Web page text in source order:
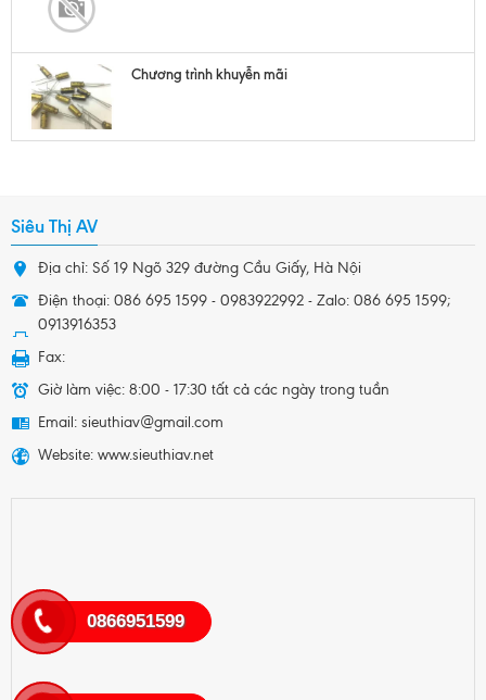
Chương trình khuyễn mãi
Siêu Thị AV
Địa chỉ: Số 19 Ngõ 329 đường Cầu Giấy, Hà Nội
Điện thoại: 086 695 1599 - 0983922992 - Zalo: 086 695 1599;
0913916353
Fax:
Giờ làm việc: 8:00 - 17:30 tất cả các ngày trong tuần
Email: sieuthiav@gmail.com
Website: www.sieuthiav.net
0866951599